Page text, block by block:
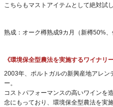
こちらもマストアイテムとして絶対試
熟成：オーク樽熟成9カ月（新樽50%、
《環境保全型農法を実施するワイナリー
2003年、ポルトガルの新興産地アレン
ー。
コストパフォーマンスの高いワインを
念にもっており、環境保全型農法を実